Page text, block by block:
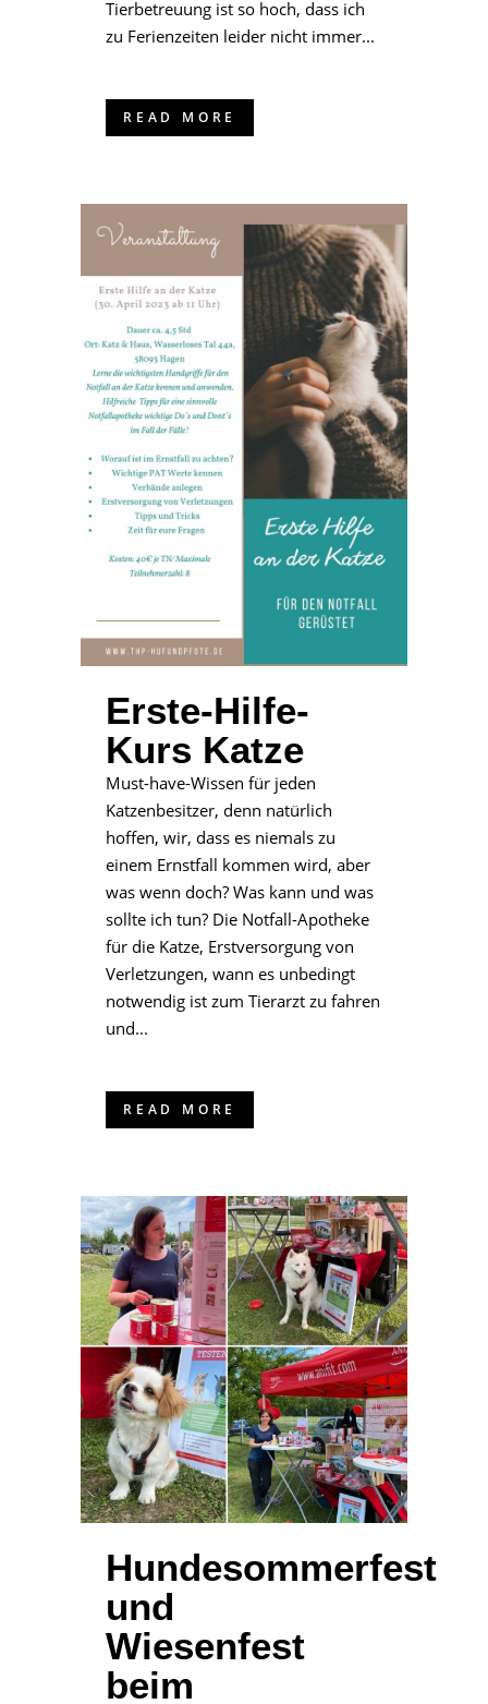
Tierbetreuung ist so hoch, dass ich
zu Ferienzeiten leider nicht immer...
READ MORE
Erste-Hilfe-
Kurs Katze
Must-have-Wissen für jeden
Katzenbesitzer, denn natürlich
hoffen, wir, dass es niemals zu
einem Ernstfall kommen wird, aber
was wenn doch? Was kann und was
sollte ich tun? Die Notfall-Apotheke
für die Katze, Erstversorgung von
Verletzungen, wann es unbedingt
notwendig ist zum Tierarzt zu fahren
und...
READ MORE
Hundesommerfest
und
Wiesenfest
beim